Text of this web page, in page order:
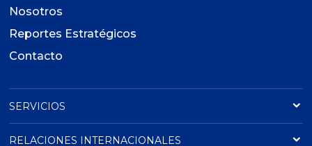
Nosotros
Reportes Estratégicos
Contacto
SERVICIOS
RELACIONES INTERNACIONALES